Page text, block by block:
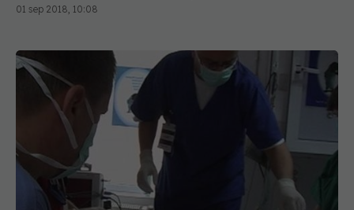
01 sep 2018, 10:08